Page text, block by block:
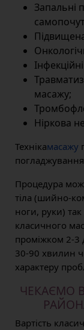
Запальні
масажу;
Ніркова
Технікамасажу
Процедура
тіла (шийно-
ноги, руки) так
класичного
проміжком 2-3
30-90 хвилин
характеру
ЧЕКАЄМО
Вартість